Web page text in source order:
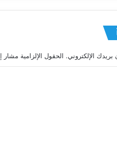
الإلكتروني. الحقول الإلزامية مشار